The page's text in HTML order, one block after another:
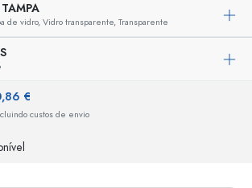
de vidro, Vidro transparente, Transparente
€
custos de envio